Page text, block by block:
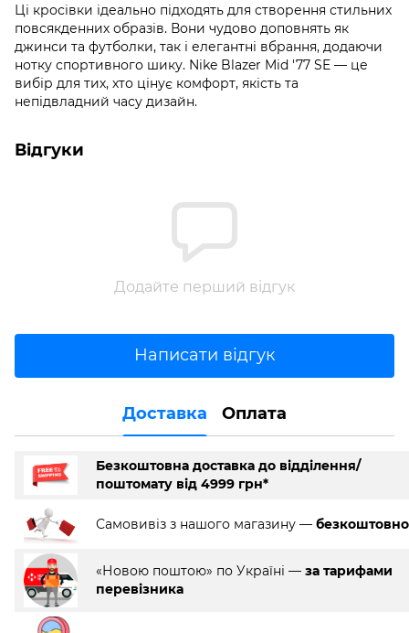
Ці кросівки ідеально підходять для створення стильних
повсякденних образів. Вони чудово доповнять як
джинси та футболки, так і елегантні вбрання, додаючи
нотку спортивного шику. Nike Blazer Mid '77 SE — це
вибір для тих, хто цінує комфорт, якість та
непідвладний часу дизайн.
Відгуки
Додайте перший відгук
Написати відгук
Доставка Оплата
Безкоштовна доставка до відділення/
поштомату від 4999 грн*
Самовивіз з нашого магазину — безкоштовно
«Новою поштою» по Україні — за тарифами
перевізника